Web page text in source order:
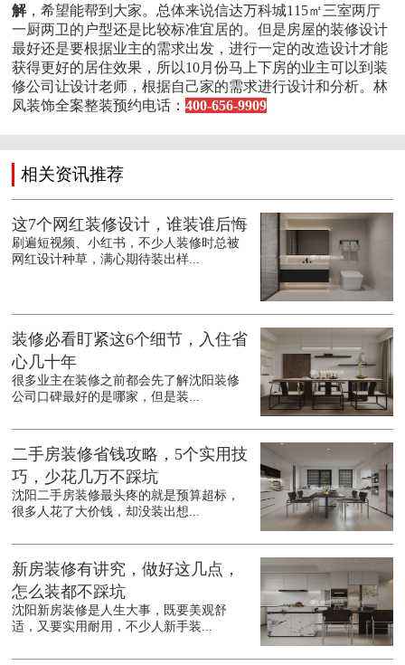
解，希望能帮到大家。总体来说信达万科城115㎡三室两厅
一厨两卫的户型还是比较标准宜居的。但是房屋的装修设计
最好还是要根据业主的需求出发，进行一定的改造设计才能
获得更好的居住效果，所以10月份马上下房的业主可以到装
修公司让设计老师，根据自己家的需求进行设计和分析。林
凤装饰全案整装预约电话：400-656-9909
相关资讯推荐
这7个网红装修设计，谁装谁后悔
刷遍短视频、小红书，不少人装修时总被
网红设计种草，满心期待装出样...
装修必看盯紧这6个细节，入住省
心几十年
很多业主在装修之前都会先了解沈阳装修
公司口碑最好的是哪家，但是装...
二手房装修省钱攻略，5个实用技
巧，少花几万不踩坑
沈阳二手房装修最头疼的就是预算超标，
很多人花了大价钱，却没装出想...
新房装修有讲究，做好这几点，
怎么装都不踩坑
沈阳新房装修是人生大事，既要美观舒
适，又要实用耐用，不少人新手装...